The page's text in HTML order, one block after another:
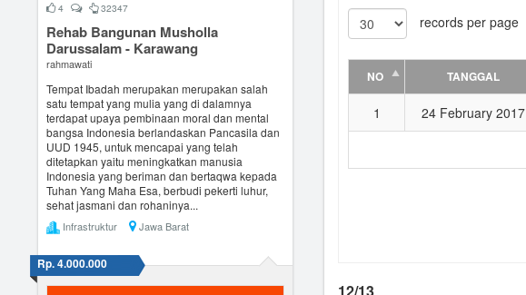
4 32347
Rehab Bangunan Musholla
Darussalam - Karawang
rahmawati
Tempat Ibadah merupakan merupakan salah
satu tempat yang mulia yang di dalamnya
terdapat upaya pembinaan moral dan mental
bangsa Indonesia berlandaskan Pancasila dan
UUD 1945, untuk mencapai yang telah
ditetapkan yaitu meningkatkan manusia
Indonesia yang beriman dan bertaqwa kepada
Tuhan Yang Maha Esa, berbudi pekerti luhur,
sehat jasmani dan rohaninya...
Infrastruktur Jawa Barat
Rp. 4.000.000
records per page
NO TANGGAL
1 24 February 2017
12/13